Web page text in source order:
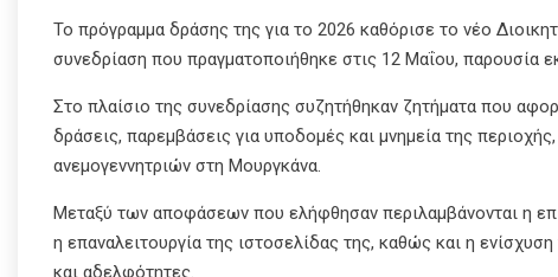
Το πρόγραμμα δράσης της για το 2026 καθόρισε το νέο
συνεδρίαση που πραγματοποιήθηκε στις 12 Μαΐου,
Στο πλαίσιο της συνεδρίασης συζητήθηκαν ζητήματα που
δράσεις, παρεμβάσεις για υποδομές και μνημεία της
ανεμογεννητριών στη Μουργκάνα.
Μεταξύ των αποφάσεων που ελήφθησαν περιλαμβάνονται η
η επαναλειτουργία της ιστοσελίδας της, καθώς και η
και αδελφότητες.